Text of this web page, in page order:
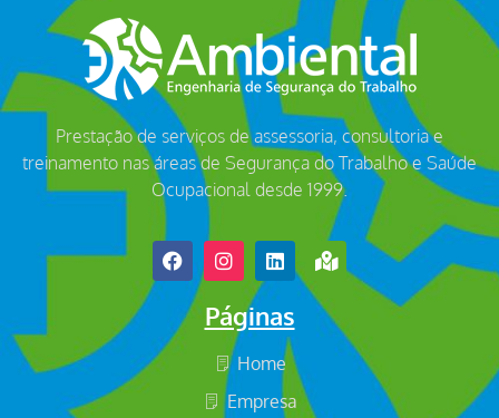
Prestação de serviços de assessoria, consultoria e
treinamento nas áreas de Segurança do Trabalho e Saúde
Ocupacional desde 1999.
Páginas
Home
Empresa